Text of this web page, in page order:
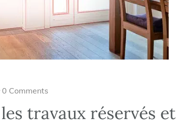
0 Comments
travaux réservés et